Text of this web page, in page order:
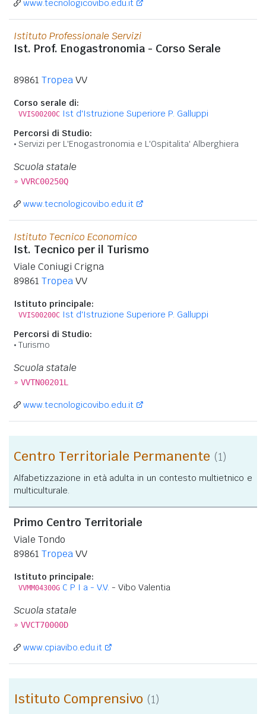
www.tecnologicovibo.edu.it
Istituto Professionale Servizi
Ist. Prof. Enogastronomia - Corso Serale
89861 TropeaVV
Corso serale di:
VVIS00200C Ist d'Istruzione Superiore P. Galluppi
Percorsi di Studio:
Servizi per L'Enogastronomia e L'Ospitalita' Alberghiera
Scuola statale
» VVRC00250Q
www.tecnologicovibo.edu.it
Istituto Tecnico Economico
Ist. Tecnico per il Turismo
Viale Coniugi Crigna
89861 TropeaVV
Istituto principale:
VVIS00200C Ist d'Istruzione Superiore P. Galluppi
Percorsi di Studio:
Turismo
Scuola statale
» VVTN00201L
www.tecnologicovibo.edu.it
Centro Territoriale Permanente (1)
Alfabetizzazione in età adulta in un contesto multietnico e
multiculturale.
Primo Centro Territoriale
Viale Tondo
89861 TropeaVV
Istituto principale:
VVMM04300G C P I a - V.V. - Vibo Valentia
Scuola statale
» VVCT70000D
www.cpiavibo.edu.it
Istituto Comprensivo (1)